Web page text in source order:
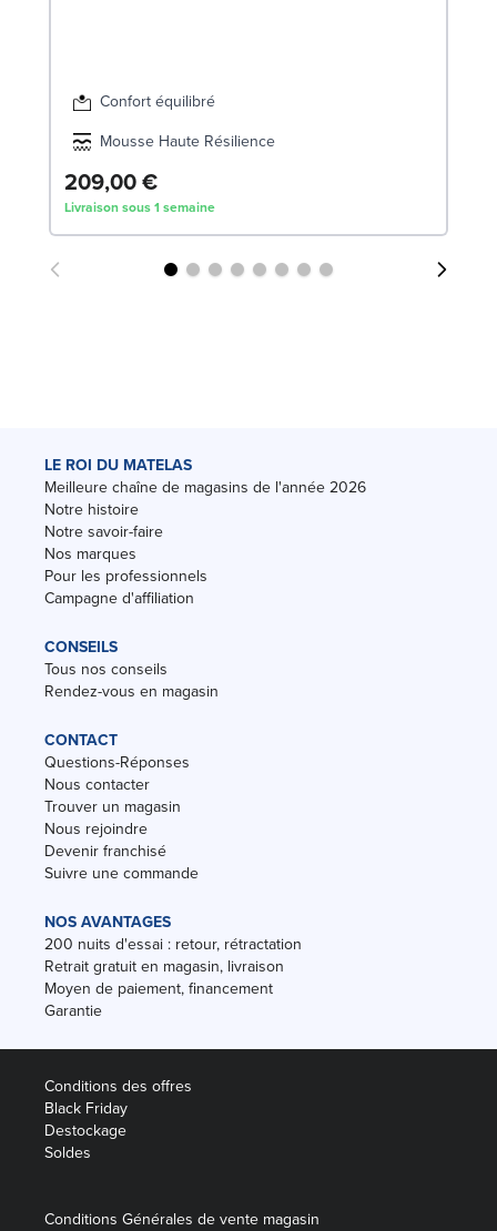
Confort équilibré
Mousse Haute Résilience
209,00 €
Livraison sous 1 semaine
LE ROI DU MATELAS
Meilleure chaîne de magasins de l'année 2026
Notre histoire
Notre savoir-faire
Nos marques
Pour les professionnels
Campagne d'affiliation
CONSEILS
Tous nos conseils
Rendez-vous en magasin
CONTACT
Questions-Réponses
Nous contacter
Trouver un magasin
Nous rejoindre
Devenir franchisé
Suivre une commande
NOS AVANTAGES
200 nuits d'essai : retour, rétractation
Retrait gratuit en magasin, livraison
Moyen de paiement, financement
Garantie
Conditions des offres
Black Friday
Destockage
Soldes
Conditions Générales de vente magasin